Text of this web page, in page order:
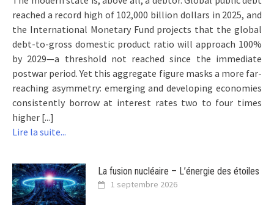
reached a record high of 102,000 billion dollars in 2025, and
the International Monetary Fund projects that the global
debt-to-gross domestic product ratio will approach 100%
by 2029—a threshold not reached since the immediate
postwar period. Yet this aggregate figure masks a more far-
reaching asymmetry: emerging and developing economies
consistently borrow at interest rates two to four times
higher [...]
Lire la suite...
La fusion nucléaire – L’énergie des étoiles
1 septembre 2026